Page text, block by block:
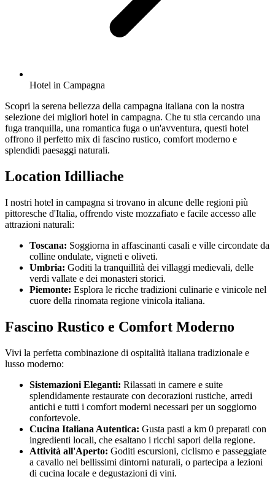
Hotel in Campagna
Scopri la serena bellezza della campagna italiana con la nostra
selezione dei migliori hotel in campagna. Che tu stia cercando una
fuga tranquilla, una romantica fuga o un'avventura, questi hotel
offrono il perfetto mix di fascino rustico, comfort moderno e
splendidi paesaggi naturali.
Location Idilliache
I nostri hotel in campagna si trovano in alcune delle regioni più
pittoresche d'Italia, offrendo viste mozzafiato e facile accesso alle
attrazioni naturali:
Toscana: Soggiorna in affascinanti casali e ville circondate da
colline ondulate, vigneti e oliveti.
Umbria: Goditi la tranquillità dei villaggi medievali, delle
verdi vallate e dei monasteri storici.
Piemonte: Esplora le ricche tradizioni culinarie e vinicole nel
cuore della rinomata regione vinicola italiana.
Fascino Rustico e Comfort Moderno
Vivi la perfetta combinazione di ospitalità italiana tradizionale e
lusso moderno:
Sistemazioni Eleganti: Rilassati in camere e suite
splendidamente restaurate con decorazioni rustiche, arredi
antichi e tutti i comfort moderni necessari per un soggiorno
confortevole.
Cucina Italiana Autentica: Gusta pasti a km 0 preparati con
ingredienti locali, che esaltano i ricchi sapori della regione.
Attività all'Aperto: Goditi escursioni, ciclismo e passeggiate
a cavallo nei bellissimi dintorni naturali, o partecipa a lezioni
di cucina locale e degustazioni di vini.